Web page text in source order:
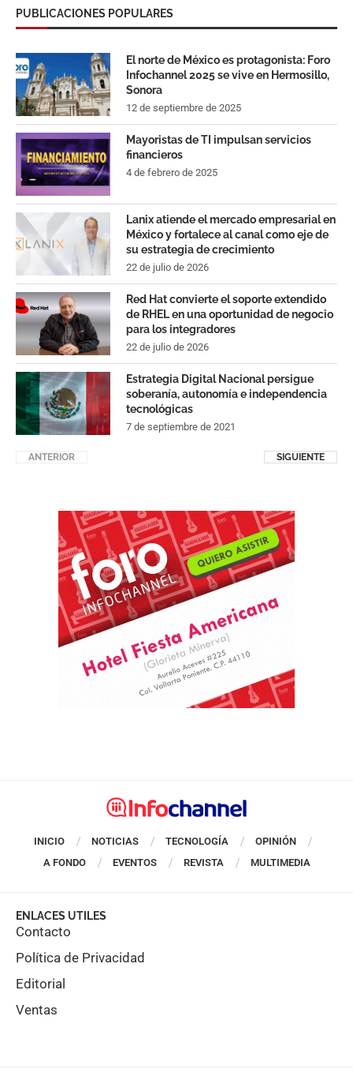
PUBLICACIONES POPULARES
El norte de México es protagonista: Foro
Infochannel 2025 se vive en Hermosillo,
Sonora
12 de septiembre de 2025
Mayoristas de TI impulsan servicios
financieros
4 de febrero de 2025
Lanix atiende el mercado empresarial en
México y fortalece al canal como eje de
su estrategia de crecimiento
22 de julio de 2026
Red Hat convierte el soporte extendido
de RHEL en una oportunidad de negocio
para los integradores
22 de julio de 2026
Estrategia Digital Nacional persigue
soberanía, autonomía e independencia
tecnológicas
7 de septiembre de 2021
ANTERIOR SIGUIENTE
INICIO NOTICIAS TECNOLOGÍA
OPINIÓN
A FONDO
EVENTOS REVISTA MULTIMEDIA
ENLACES UTILES
Contacto
Política de Privacidad
Editorial
Ventas